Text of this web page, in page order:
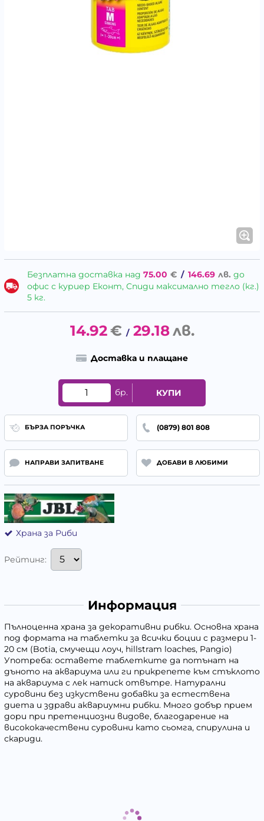
Безплатна доставка над 75.00 € / 146.69 лв. до
офис с куриер Еконт, Спиди максимално тегло (кг.)
5 кг.
14.92€ / 29.18лв.
Доставка и плащане
бр. КУПИ
БЪРЗА ПОРЪЧКА (0879) 801 808
НАПРАВИ ЗАПИТВАНЕ ДОБАВИ В ЛЮБИМИ
Храна за Риби
Рейтинг:
Информация
Пълноценна храна за декоративни рибки. Основна храна
под формата на таблетки за всички боции с размери 1-
20 см (Botia, смучещи лоуч, hillstram loaches, Pangio)
Употреба: оставете таблетките да потънат на
дъното на аквариума или ги прикрепете към стъклото
на аквариума с лек натиск отвътре. Натурални
суровини без изкуствени добавки за естествена
диета и здрави аквариумни рибки. Много добър прием
дори при претенциозни видове, благодарение на
висококачествени суровини като сьомга, спирулина и
скариди.